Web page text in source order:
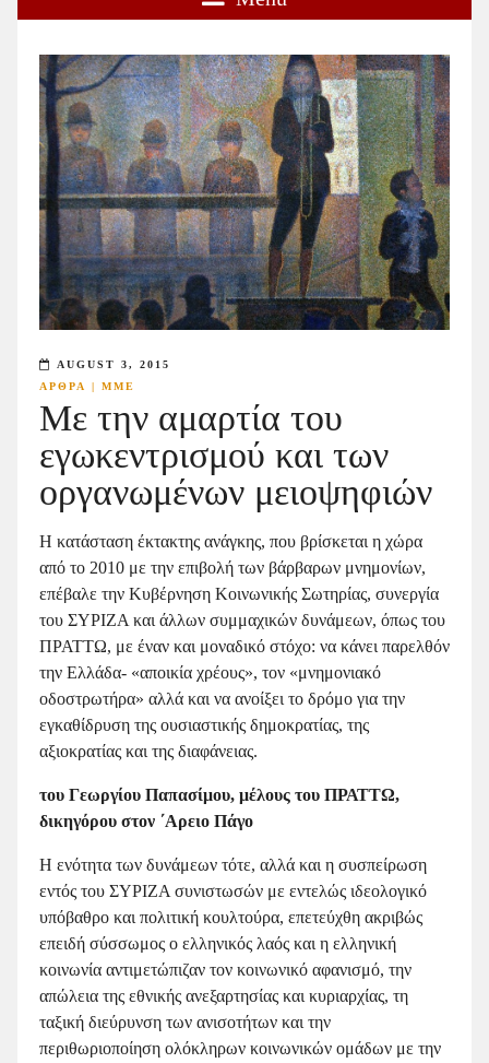
AUGUST 3, 2015
ΑΡΘΡΑ
| ΜΜΕ
Με την αμαρτία του
εγωκεντρισμού και των
οργανωμένων μειοψηφιών
Η κατάσταση έκτακτης ανάγκης, που βρίσκεται η χώρα
από το 2010 με την επιβολή των βάρβαρων μνημονίων,
επέβαλε την Κυβέρνηση Κοινωνικής Σωτηρίας, συνεργία
του ΣΥΡΙΖΑ και άλλων συμμαχικών δυνάμεων, όπως του
ΠΡΑΤΤΩ, με έναν και μοναδικό στόχο: να κάνει παρελθόν
την Ελλάδα- «αποικία χρέους», τον «μνημονιακό
οδοστρωτήρα» αλλά και να ανοίξει το δρόμο για την
εγκαθίδρυση της ουσιαστικής δημοκρατίας, της
αξιοκρατίας και της διαφάνειας.
του Γεωργίου Παπασίμου, μέλους του ΠΡΑΤΤΩ,
δικηγόρου στον ΄Αρειο Πάγο
Η ενότητα των δυνάμεων τότε, αλλά και η συσπείρωση
εντός του ΣΥΡΙΖΑ συνιστωσών με εντελώς ιδεολογικό
υπόβαθρο και πολιτική κουλτούρα, επετεύχθη ακριβώς
επειδή σύσσωμος ο ελληνικός λαός και η ελληνική
κοινωνία αντιμετώπιζαν τον κοινωνικό αφανισμό, την
απώλεια της εθνικής ανεξαρτησίας και κυριαρχίας, τη
ταξική διεύρυνση των ανισοτήτων και την
περιθωριοποίηση ολόκληρων κοινωνικών ομάδων με την